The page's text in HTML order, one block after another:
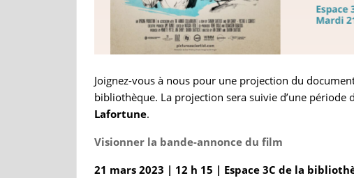
Joignez-vous à nous pour une projection du
bibliothèque. La projection sera suivie d’une période
Lafortune.
Visionner la bande-annonce du film
21 mars 2023 | 12 h 15 | Espace 3C de la